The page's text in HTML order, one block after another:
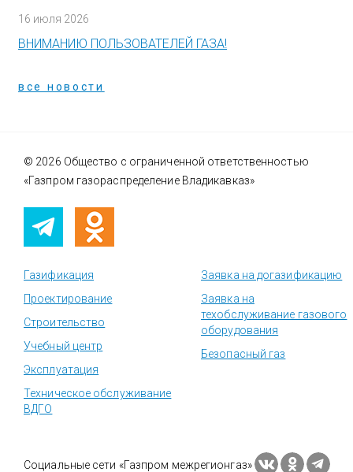
16 июля 2026
ВНИМАНИЮ ПОЛЬЗОВАТЕЛЕЙ ГАЗА!
все новости
© 2026 Общество с ограниченной ответственностью
«Газпром газораспределение Владикавказ»
Газификация
Проектирование
Строительство
Учебный центр
Эксплуатация
Техническое обслуживание
ВДГО
Заявка на догазификацию
Заявка на
техобслуживание газового
оборудования
Безопасный газ
Социальные сети «Газпром межрегионгаз»